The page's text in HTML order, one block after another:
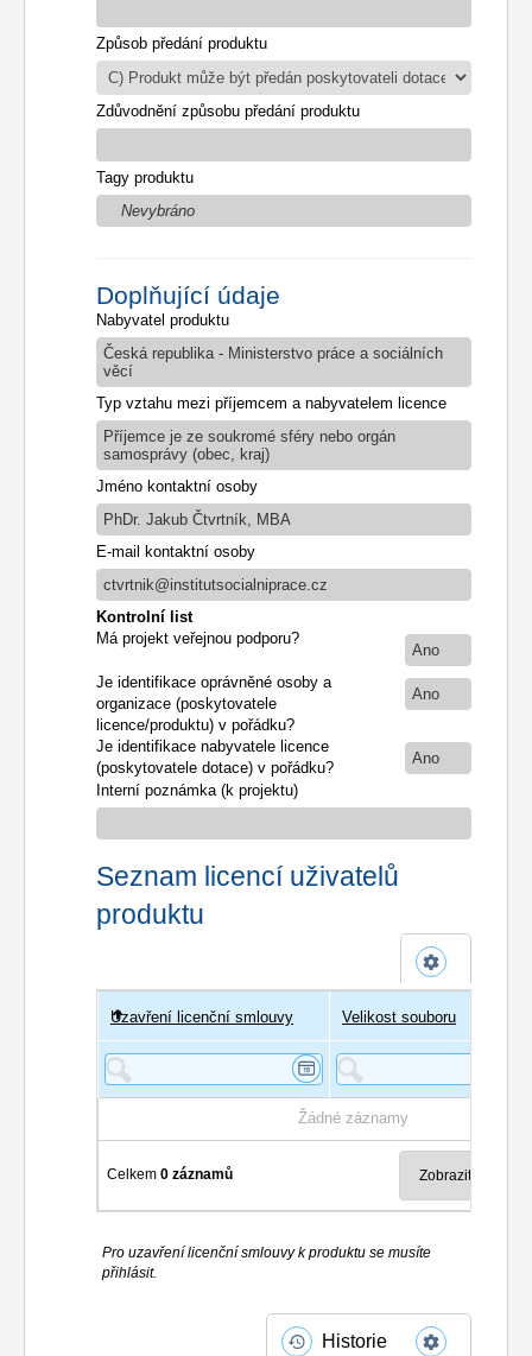
Způsob předání produktu
Zdůvodnění způsobu předání produktu
Tagy produktu
Nevybráno
Doplňující údaje
Nabyvatel produktu
Česká republika - Ministerstvo práce a sociálních
věcí
Typ vztahu mezi příjemcem a nabyvatelem licence
Příjemce je ze soukromé sféry nebo orgán
samosprávy (obec, kraj)
Jméno kontaktní osoby
PhDr. Jakub Čtvrtník, MBA
E-mail kontaktní osoby
ctvrtnik@institutsocialniprace.cz
Kontrolní list
Má projekt veřejnou podporu?
Ano
Je identifikace oprávněné osoby a
organizace (poskytovatele
licence/produktu) v pořádku?
Ano
Je identifikace nabyvatele licence
(poskytovatele dotace) v pořádku?
Ano
Interní poznámka (k projektu)
Seznam licencí uživatelů
produktu
Uživatel
Uzavření licenční smlouvy Velikost souboru
Žádné záznamy
Celkem0 záznamů
Pro uzavření licenční smlouvy k produktu se musíte
přihlásit.
Historie